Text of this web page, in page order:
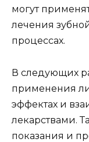
могут
лечения
процессах.
В следующих
применения
эффектах и
лекарствами.
показания и